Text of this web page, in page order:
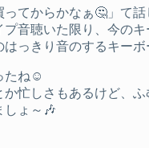
てからかなぁ🤔」て
音聴いた限り、今の
っきり音のするキー
たね☺️
忙しさもあるけど、
しょ～🎶